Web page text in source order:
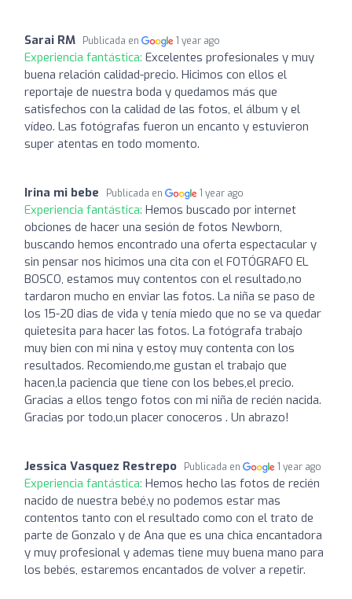
Sarai RM Publicada en 1 year ago
Experiencia fantástica: Excelentes profesionales y muy
buena relación calidad-precio. Hicimos con ellos el
reportaje de nuestra boda y quedamos más que
satisfechos con la calidad de las fotos, el álbum y el
vídeo. Las fotógrafas fueron un encanto y estuvieron
super atentas en todo momento.
Irina mi bebe Publicada en 1 year ago
Experiencia fantástica: Hemos buscado por internet
obciones de hacer una sesión de fotos Newborn,
buscando hemos encontrado una oferta espectacular y
sin pensar nos hicimos una cita con el FOTÓGRAFO EL
BOSCO, estamos muy contentos con el resultado,no
tardaron mucho en enviar las fotos. La niña se paso de
los 15-20 dias de vida y tenía miedo que no se va quedar
quietesita para hacer las fotos. La fotógrafa trabajo
muy bien con mi nina y estoy muy contenta con los
resultados. Recomiendo,me gustan el trabajo que
hacen,la paciencia que tiene con los bebes,el precio.
Gracias a ellos tengo fotos con mi niña de recién nacida.
Gracias por todo,un placer conoceros . Un abrazo!
Jessica Vasquez Restrepo Publicada en 1 year ago
Experiencia fantástica: Hemos hecho las fotos de recién
nacido de nuestra bebé,y no podemos estar mas
contentos tanto con el resultado como con el trato de
parte de Gonzalo y de Ana que es una chica encantadora
y muy profesional y ademas tiene muy buena mano para
los bebés, estaremos encantados de volver a repetir.